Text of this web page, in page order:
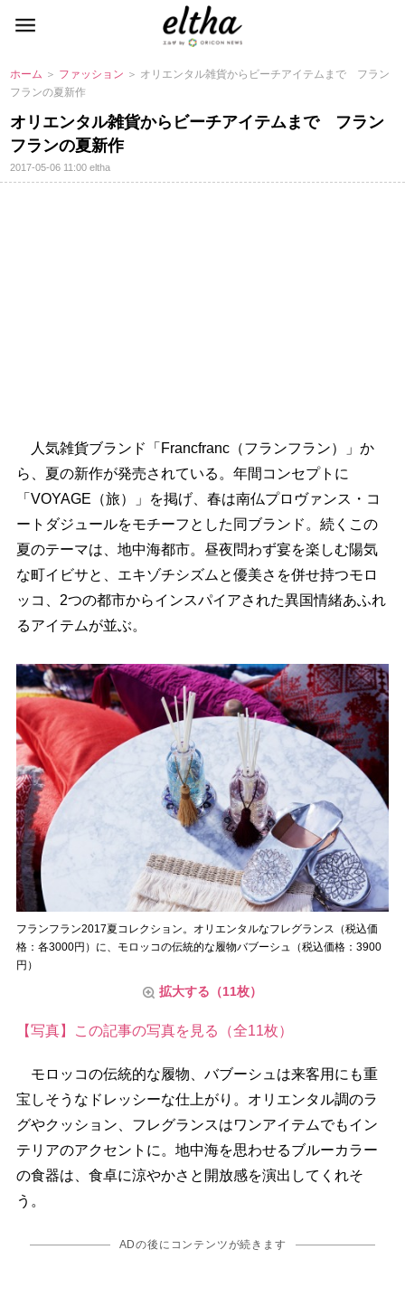
ホーム ＞ ファッション ＞ オリエンタル雑貨からビーチアイテムまで フラン
フランの夏新作
オリエンタル雑貨からビーチアイテムまで フラン
フランの夏新作
2017-05-06 11:00eltha
人気雑貨ブランド「Francfranc（フランフラン）」か
ら、夏の新作が発売されている。年間コンセプトに
「VOYAGE（旅）」を掲げ、春は南仏プロヴァンス・コ
ートダジュールをモチーフとした同ブランド。続くこの
夏のテーマは、地中海都市。昼夜問わず宴を楽しむ陽気
な町イビサと、エキゾチシズムと優美さを併せ持つモロ
ッコ、2つの都市からインスパイアされた異国情緒あふれ
るアイテムが並ぶ。
フランフラン2017夏コレクション。オリエンタルなフレグランス（税込価
格：各3000円）に、モロッコの伝統的な履物バブーシュ（税込価格：3900
円）
拡大する（11枚）
【写真】この記事の写真を見る（全11枚）
モロッコの伝統的な履物、バブーシュは来客用にも重
宝しそうなドレッシーな仕上がり。オリエンタル調のラ
グやクッション、フレグランスはワンアイテムでもイン
テリアのアクセントに。地中海を思わせるブルーカラー
の食器は、食卓に涼やかさと開放感を演出してくれそ
う。
ADの後にコンテンツが続きます